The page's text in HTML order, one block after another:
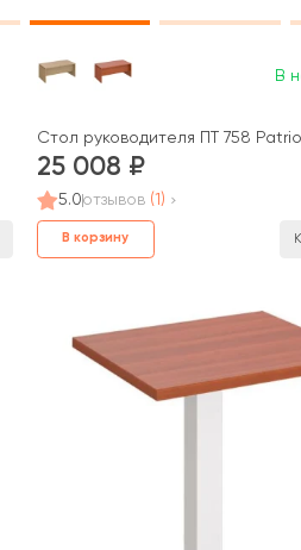
В
Стол руководителя ПТ 758
25 008
5.0отзывов (1)
В корзину